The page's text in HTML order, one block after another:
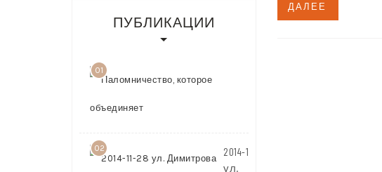
ДАЛЕЕ
ПУБЛИКАЦИИ
01
02
2014-11-28
ул.